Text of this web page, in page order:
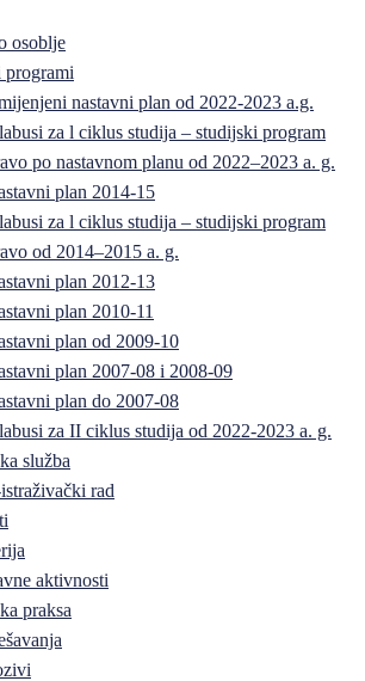
osoblje
programi
nastavni plan od 2022-2023 a.g.
za l ciklus studija – studijski program
po nastavnom planu od 2022–2023 a. g.
plan 2014-15
za l ciklus studija – studijski program
od 2014–2015 a. g.
plan 2012-13
plan 2010-11
plan od 2009-10
plan 2007-08 i 2008-09
plan do 2007-08
za II ciklus studija od 2022-2023 a. g.
služba
rad
aktivnosti
praksa